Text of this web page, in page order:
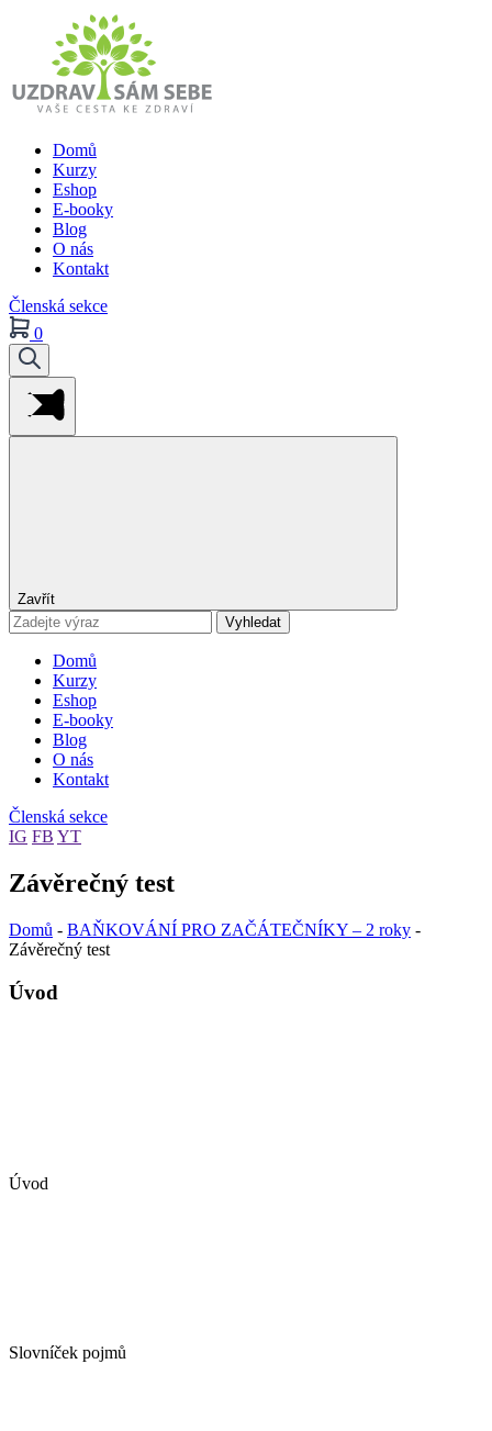
Domů
Kurzy
Eshop
E-booky
Blog
O nás
Kontakt
Členská sekce
0
Zavřít
Vyhledat
Domů
Kurzy
Eshop
E-booky
Blog
O nás
Kontakt
Členská sekce
IG FB YT
Závěrečný test
Domů - BAŇKOVÁNÍ PRO ZAČÁTEČNÍKY – 2 roky -
Závěrečný test
Úvod
Úvod
Slovníček pojmů